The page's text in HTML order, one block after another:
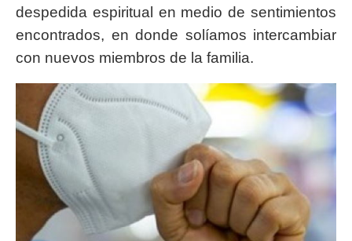
despedida espiritual en medio de sentimientos
encontrados, en donde solíamos intercambiar
con nuevos miembros de la familia.